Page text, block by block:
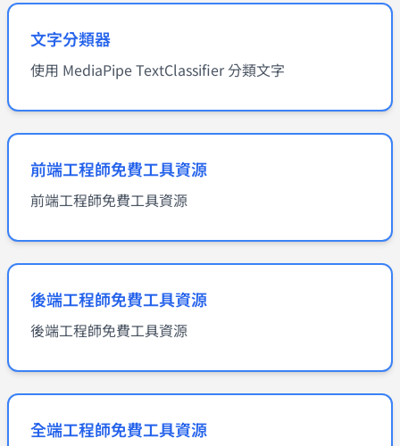
文字分類器
使用 MediaPipe TextClassifier 分類文字
前端工程師免費工具資源
前端工程師免費工具資源
後端工程師免費工具資源
後端工程師免費工具資源
全端工程師免費工具資源